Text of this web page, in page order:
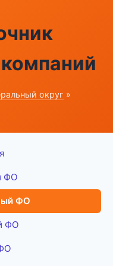
округ »
ФО
ФО
ФО